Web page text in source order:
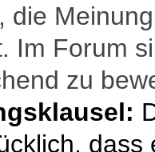
die
Im Forum
zu